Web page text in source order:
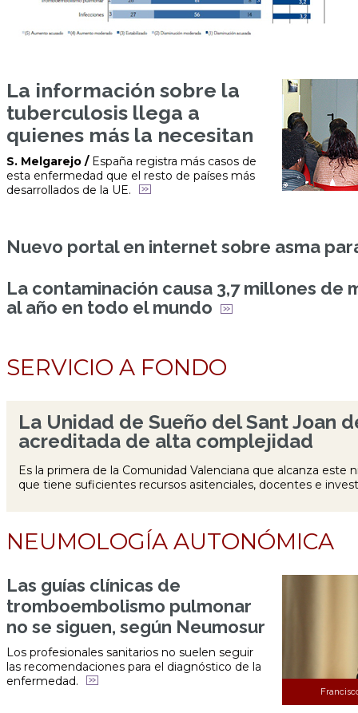
La información sobre la
tuberculosis llega a
quienes más la necesitan
S. Melgarejo /España registra más casos de
esta enfermedad que el resto de países más
desarrollados de la UE.
Nuevo portal en internet sobre asma
La contaminación causa 3,7 millones de
al año en todo el mundo
SERVICIO A FONDO
La Unidad de Sueño del Sant Joan
acreditada de alta complejidad
Es la primera de la Comunidad Valenciana que alcanza este
que tiene suficientes recursos asitenciales, docentes e
NEUMOLOGÍA AUTONÓMICA
Las guías clínicas de
tromboembolismo pulmonar
no se siguen, según Neumosur
Los profesionales sanitarios no suelen seguir
las recomendaciones para el diagnóstico de la
enfermedad.